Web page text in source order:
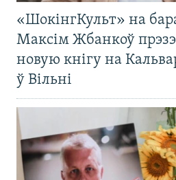
«ШокінгКульт» на
Максім Жбанкоў
новую кнігу на
ў Вільні